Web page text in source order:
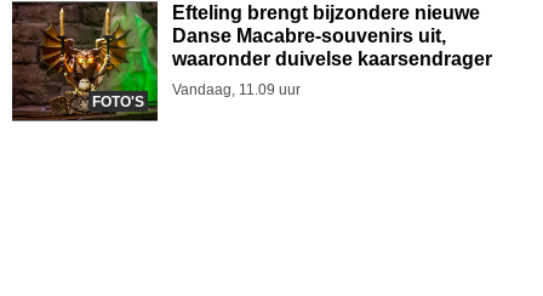
FOTO'S
Efteling brengt bijzondere nieuwe
Danse Macabre-souvenirs uit,
waaronder duivelse kaarsendrager
Vandaag, 11.09 uur